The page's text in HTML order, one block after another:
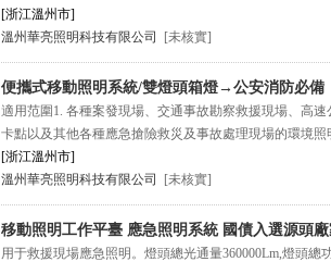
[浙江溫州市]
溫州華亮照明科技有限公司
[未核實]
便攜式移動照明系統/雙燈頭箱燈→公安消防必備
適用范圍1. 各種案發現場、交通事故勘察救援現場、高速
卡點以及其他各種應急搶險救災及事故處理現場的環境照
[浙江溫州市]
溫州華亮照明科技有限公司
[未核實]
移動照明工作平臺 應急照明系統 國債入選源頭
用于救援現場應急照明。燈頭總光通量360000Lm,燈頭總